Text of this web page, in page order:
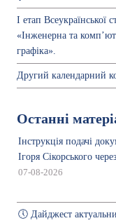
І етап Всеукраїнської
«Інженерна та
графіка».
Другий календарний
Останні
Інструкція подачі
Ігоря Сікорського
07-08-2026
🕔 Дайджест